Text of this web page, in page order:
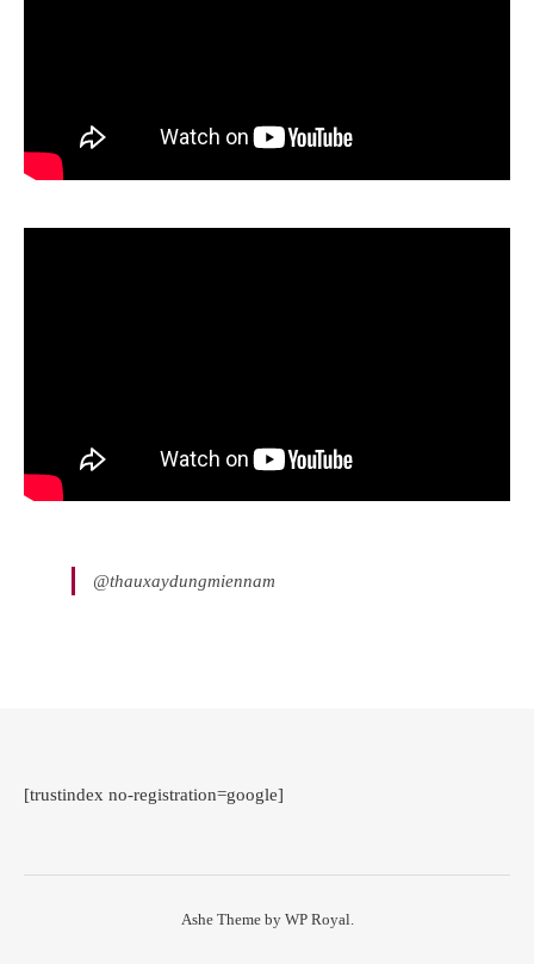
@thauxaydungmiennam
[trustindex no-registration=google]
Ashe Theme by WP Royal.